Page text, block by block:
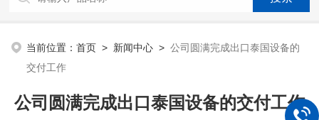
当前位置：首页 > 新闻中心 >公司圆满完成出口泰国设备的
交付工作
公司圆满完成出口泰国设备的交付工作